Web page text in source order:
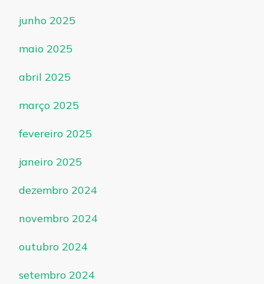
junho 2025
maio 2025
abril 2025
março 2025
fevereiro 2025
janeiro 2025
dezembro 2024
novembro 2024
outubro 2024
setembro 2024